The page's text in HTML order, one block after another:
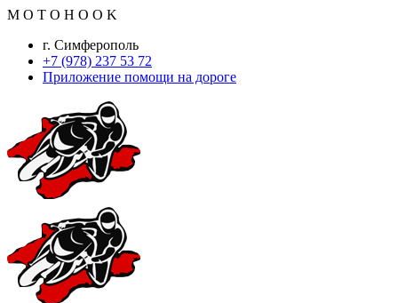
M O T O H O O K
г. Симферополь
+7 (978) 237 53 72
Приложение помощи на дороге